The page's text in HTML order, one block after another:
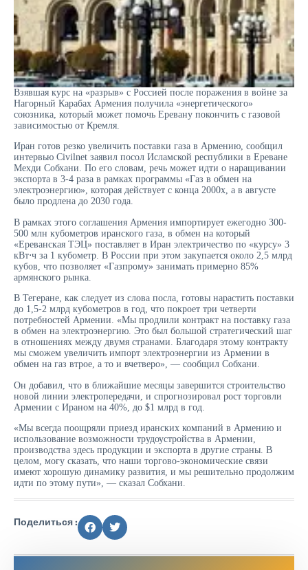
Взявшая курс на «разрыв» с Россией после поражения в войне за
Нагорный Карабах Армения получила «энергетического»
союзника, который может помочь Еревану покончить с газовой
зависимостью от Кремля.
Иран готов резко увеличить поставки газа в Армению, сообщил
интервью Civilnet заявил посол Исламской республики в Ереване
Мехди Собхани. По его словам, речь может идти о наращивании
экспорта в 3-4 раза в рамках программы «Газ в обмен на
электроэнергию», которая действует с конца 2000х, а в августе
было продлена до 2030 года.
В рамках этого соглашения Армения импортирует ежегодно 300-
500 млн кубометров иранского газа, в обмен на который
«Ереванская ТЭЦ» поставляет в Иран электричество по «курсу» 3
кВт⋅ч за 1 кубометр. В России при этом закупается около 2,5 млрд
кубов, что позволяет «Газпрому» занимать примерно 85%
армянского рынка.
В Тегеране, как следует из слова посла, готовы нарастить поставки
до 1,5-2 млрд кубометров в год, что покроет три четверти
потребностей Армении. «Мы продлили контракт на поставку газа
в обмен на электроэнергию. Это был большой стратегический шаг
в отношениях между двумя странами. Благодаря этому контракту
мы сможем увеличить импорт электроэнергии из Армении в
обмен на газ втрое, а то и вчетверо», — сообщил Собхани.
Он добавил, что в ближайшие месяцы завершится строительство
новой линии электропередачи, и спрогнозировал рост торговли
Армении с Ираном на 40%, до $1 млрд в год.
«Мы всегда поощряли приезд иранских компаний в Армению и
использование возможности трудоустройства в Армении,
производства здесь продукции и экспорта в другие страны. В
целом, могу сказать, что наши торгово-экономические связи
имеют хорошую динамику развития, и мы решительно продолжим
идти по этому пути», — сказал Собхани.
Поделиться :